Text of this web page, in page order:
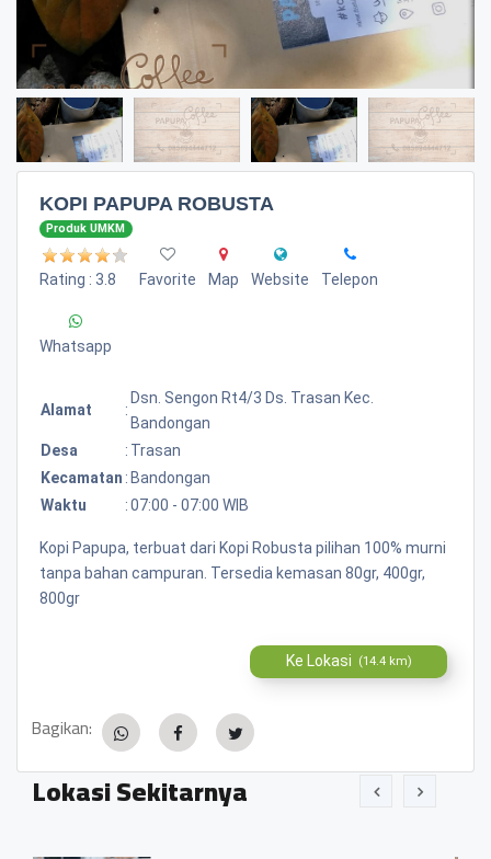
KOPI PAPUPA ROBUSTA
Produk UMKM
Rating : 3.8 Favorite Map Website Telepon
Whatsapp
Alamat :
Dsn. Sengon Rt4/3 Ds. Trasan Kec.
Bandongan
Desa
: Trasan
Kecamatan : Bandongan
Waktu
:07:00 - 07:00 WIB
Kopi Papupa, terbuat dari Kopi Robusta pilihan 100% murni
tanpa bahan campuran. Tersedia kemasan 80gr, 400gr,
800gr
Ke Lokasi (14.4 km)
Bagikan:
Lokasi Sekitarnya